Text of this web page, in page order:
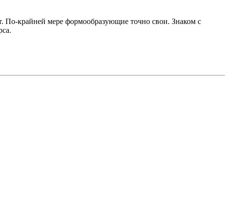
По-крайней мере формообразующие точно свои. Знаком с